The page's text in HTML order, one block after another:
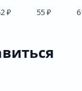
₽ 55 ₽